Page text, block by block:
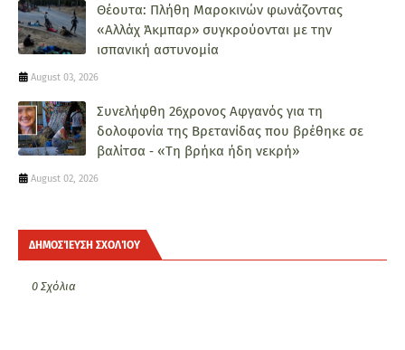
Θέουτα: Πλήθη Μαροκινών φωνάζοντας
«Αλλάχ Άκμπαρ» συγκρούονται με την
ισπανική αστυνομία
August 03, 2026
Συνελήφθη 26χρονος Αφγανός για τη
δολοφονία της Βρετανίδας που βρέθηκε σε
βαλίτσα ‑ «Τη βρήκα ήδη νεκρή»
August 02, 2026
ΔΗΜΟΣΊΕΥΣΗ ΣΧΟΛΊΟΥ
0 Σχόλια